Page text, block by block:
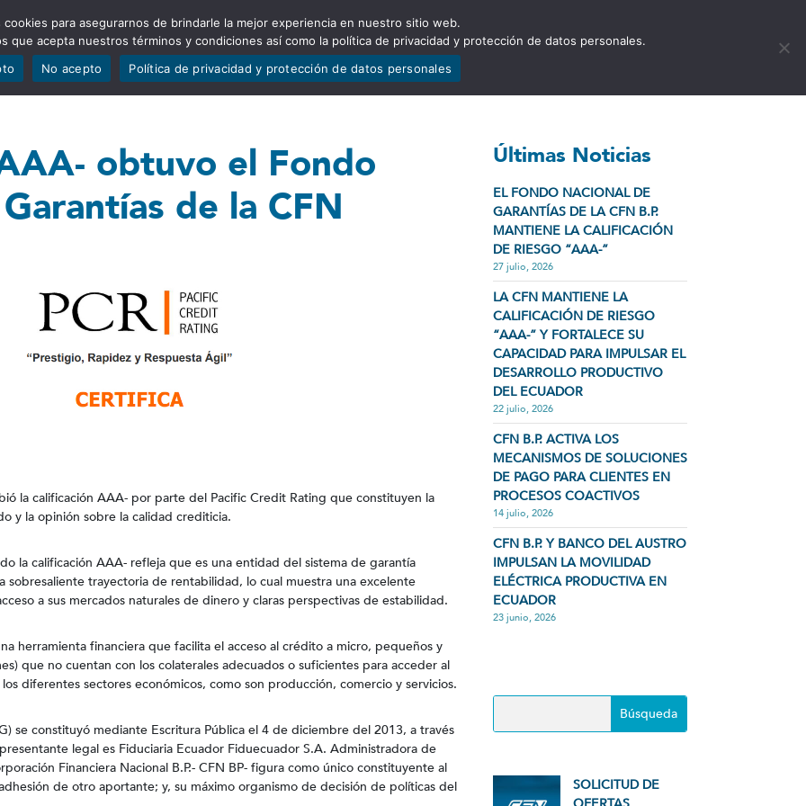
PORTAFOLIO QUIÉNES SOMOS TRANSPARENCIA NOTICIAS CONTÁCTENOS
obtuvo el Fondo
de la CFN
la calificación AAA- por parte del Pacific Credit Rating que constituyen la
y la opinión sobre la calidad crediticia.
la calificación AAA- refleja que es una entidad del sistema de garantía
trayectoria de rentabilidad, lo cual muestra una excelente
a sus mercados naturales de dinero y claras perspectivas de estabilidad.
herramienta financiera que facilita el acceso al crédito a micro, pequeños y
que no cuentan con los colaterales adecuados o suficientes para acceder al
diferentes sectores económicos, como son producción, comercio y servicios.
se constituyó mediante Escritura Pública el 4 de diciembre del 2013, a través
legal es Fiduciaria Ecuador Fiduecuador S.A. Administradora de
Financiera Nacional B.P.- CFN BP- figura como único constituyente al
de otro aportante; y, su máximo organismo de decisión de políticas del
Últimas Noticias
EL FONDO NACIONAL DE
GARANTÍAS DE LA CFN B.P.
MANTIENE LA CALIFICACIÓN
DE RIESGO “AAA-”
27 julio, 2026
LA CFN MANTIENE LA
CALIFICACIÓN DE RIESGO
“AAA-” Y FORTALECE SU
CAPACIDAD PARA IMPULSAR EL
DESARROLLO PRODUCTIVO
DEL ECUADOR
22 julio, 2026
CFN B.P. ACTIVA LOS
MECANISMOS DE SOLUCIONES
DE PAGO PARA CLIENTES EN
PROCESOS COACTIVOS
14 julio, 2026
CFN B.P. Y BANCO DEL AUSTRO
IMPULSAN LA MOVILIDAD
ELÉCTRICA PRODUCTIVA EN
ECUADOR
23 junio, 2026
SOLICITUD DE
cookies para asegurarnos de brindarle la mejor experiencia en nuestro sitio web.
que acepta nuestros términos y condiciones así como la política de privacidad y protección de datos personales.
No acepto Política de privacidad y protección de datos personales